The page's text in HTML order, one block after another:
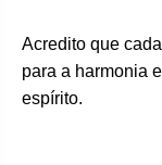
Acredito que
para a harmonia
espírito.